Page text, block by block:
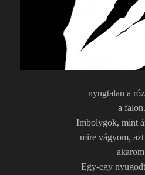
nyugtalan a
a falon.
Imbolygok, mint
mire vágyom,
Egy-egy